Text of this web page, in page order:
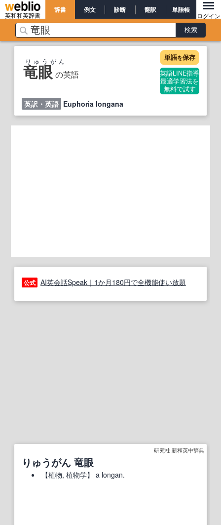
英和和英辞書
辞書 例文 診断 翻訳 単語帳
ログイン
竜眼 の英語
りゅうがん 単語を保存
英語LINE指導
最適学習法を
無料で試す
英訳・英語 Euphoria longana
公式 AI英会話Speak｜1か月180円で全機能使い放題
研究社 新和英中辞典
りゅうがん 竜眼
【植物, 植物学】 a longan.